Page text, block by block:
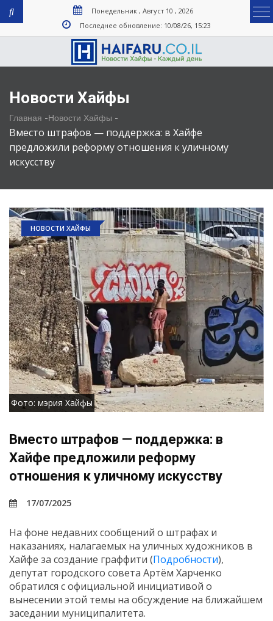
Понедельник , Август 10 , 2026
Последнее обновление: 10/08/26, 15:23
Новости Хайфы
Главная -Новости Хайфы -
Вместо штрафов — поддержка: в Хайфе
предложили реформу отношения к уличному
искусству
НОВОСТИ ХАЙФЫ
Фото: мэрия Хайфы
Вместо штрафов — поддержка: в
Хайфе предложили реформу
отношения к уличному искусству
17/07/2025
На фоне недавних сообщений о штрафах и
наказаниях, налагаемых на уличных художников в
Хайфе за создание граффити (Подробности),
депутат городского совета Артём Харченко
обратился с официальной инициативой о
вынесении этой темы на обсуждение на ближайшем
заседании муниципалитета.